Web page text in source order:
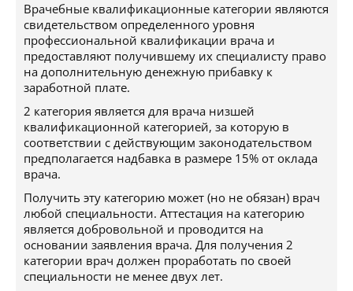
Врачебные квалификационные категории являются
свидетельством определенного уровня
профессиональной квалификации врача и
предоставляют получившему их специалисту право
на дополнительную денежную прибавку к
заработной плате.
2 категория является для врача низшей
квалификационной категорией, за которую в
соответствии с действующим законодательством
предполагается надбавка в размере 15% от оклада
врача.
Получить эту категорию может (но не обязан) врач
любой специальности. Аттестация на категорию
является добровольной и проводится на
основании заявления врача. Для получения 2
категории врач должен проработать по своей
специальности не менее двух лет.